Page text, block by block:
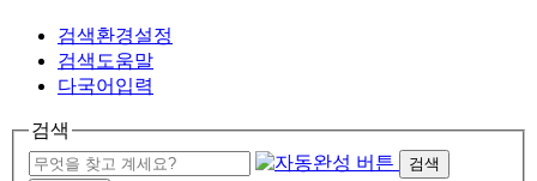
검색환경설정
검색도움말
다국어입력
검색
검색